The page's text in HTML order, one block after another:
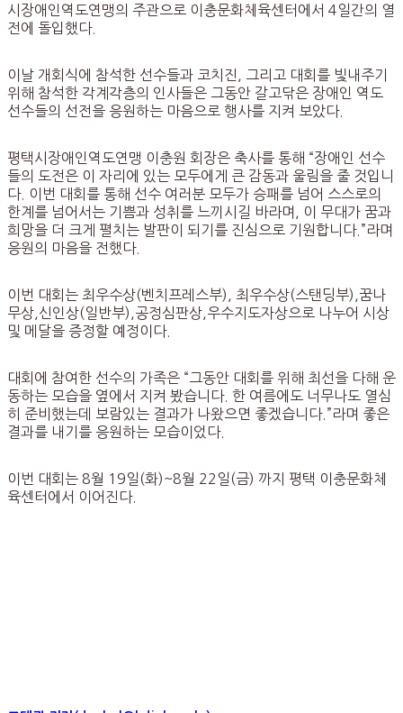
시장애인역도연맹의 주관으로 이충문화체육센터에서 4일간의 열
전에 돌입했다.
이날 개회식에 참석한 선수들과 코치진, 그리고 대회를 빛내주기
위해 참석한 각계각층의 인사들은 그동안 갈고닦은 장애인 역도
선수들의 선전을 응원하는 마음으로 행사를 지켜 보았다.
평택시장애인역도연맹 이충원 회장은 축사를 통해 “장애인 선수
들의 도전은 이 자리에 있는 모두에게 큰 감동과 울림을 줄 것입니
다. 이번 대회를 통해 선수 여러분 모두가 승패를 넘어 스스로의
한계를 넘어서는 기쁨과 성취를 느끼시길 바라며, 이 무대가 꿈과
희망을 더 크게 펼치는 발판이 되기를 진심으로 기원합니다.”라며
응원의 마음을 전했다.
이번 대회는 최우수상(벤치프레스부), 최우수상(스탠딩부),꿈나
무상,신인상(일반부),공정심판상,우수지도자상으로 나누어 시상
및 메달을 증정할 예정이다.
대회에 참여한 선수의 가족은 “그동안 대회를 위해 최선을 다해 운
동하는 모습을 옆에서 지켜 봤습니다. 한 여름에도 너무나도 열심
히 준비했는데 보람있는 결과가 나왔으면 좋겠습니다.”라며 좋은
결과를 내기를 응원하는 모습이었다.
이번 대회는 8월 19일(화)~8월 22일(금) 까지 평택 이충문화체
육센터에서 이어진다.